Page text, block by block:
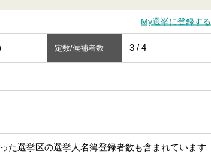
My選挙に登録する
定数/候補者数 3 / 4
た選挙区の選挙人名簿登録者数も含まれています